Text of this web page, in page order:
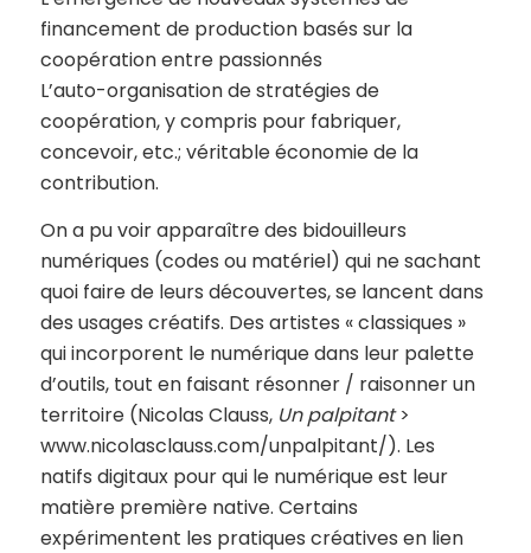
financement de production basés sur la
coopération entre passionnés
L’auto-organisation de stratégies de
coopération, y compris pour fabriquer,
concevoir, etc.; véritable économie de la
contribution.
On a pu voir apparaître des bidouilleurs
numériques (codes ou matériel) qui ne sachant
quoi faire de leurs découvertes, se lancent dans
des usages créatifs. Des artistes « classiques »
qui incorporent le numérique dans leur palette
d’outils, tout en faisant résonner / raisonner un
territoire (Nicolas Clauss, Un palpitant>
www.nicolasclauss.com/unpalpitant/). Les
natifs digitaux pour qui le numérique est leur
matière première native. Certains
expérimentent les pratiques créatives en lien